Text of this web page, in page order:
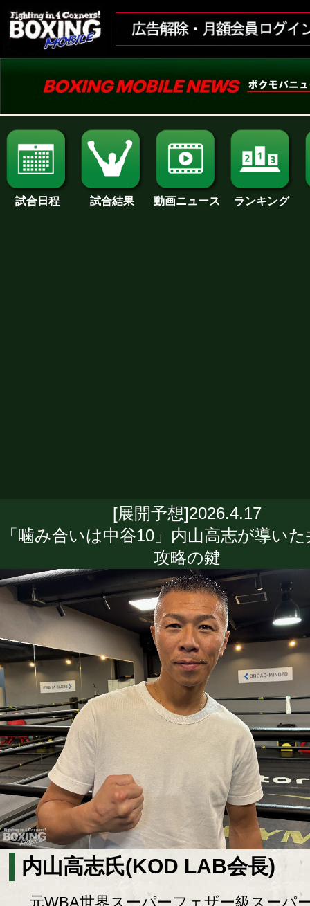
試合日程 試合結果 動画ニュース ランキング
[展開予想]2026.4.17
「噛み合いは中谷10」内山高志が導い
攻略の鍵
内山高志氏(KOD LAB会長)
元WBA世界スーパーフェザー級スーパ